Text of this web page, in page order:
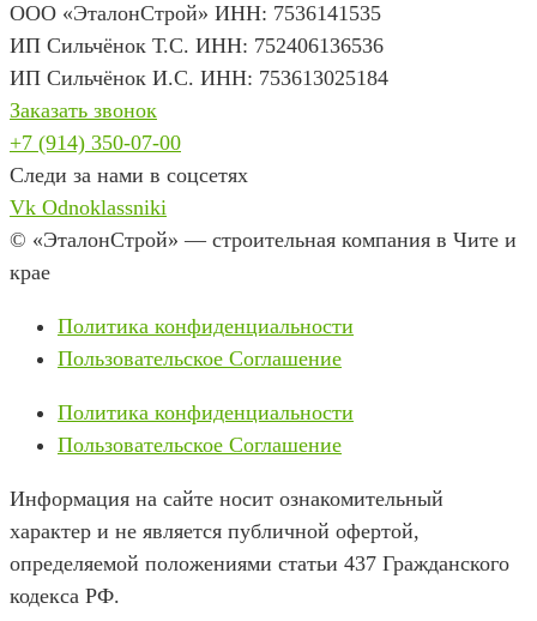
ООО «ЭталонСтрой» ИНН: 7536141535
ИП Сильчёнок Т.С. ИНН: 752406136536
ИП Сильчёнок И.С. ИНН: 753613025184
Заказать звонок
+7 (914) 350-07-00
Следи за нами в соцсетях
Vk Odnoklassniki
© «ЭталонСтрой» — строительная компания в Чите и
крае
Политика конфиденциальности
Пользовательское Соглашение
Политика конфиденциальности
Пользовательское Соглашение
Информация на сайте носит ознакомительный
характер и не является публичной офертой,
определяемой положениями статьи 437 Гражданского
кодекса РФ.